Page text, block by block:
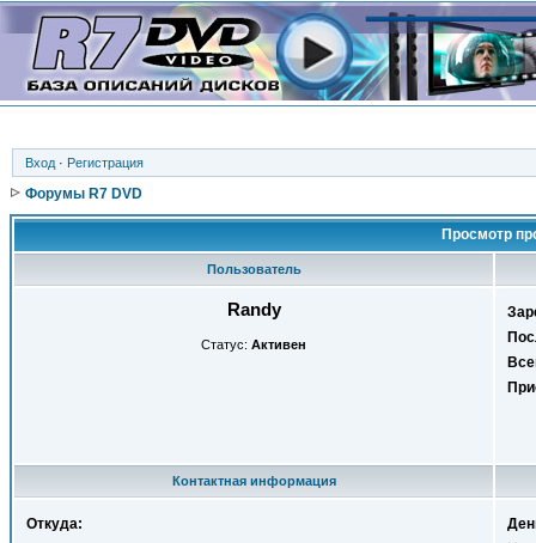
Вход · Регистрация
Форумы R7 DVD
Просмотр
Пользователь
Randy
Статус: Активен
Контактная информация
Откуда: